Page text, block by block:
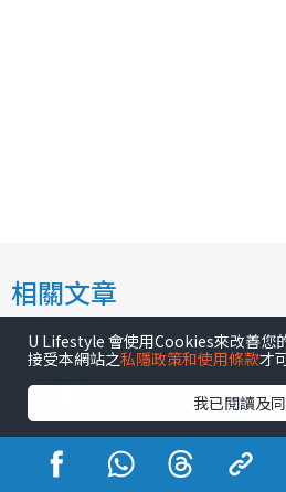
相關文章
室內好
大坑一日
虎豹別
龍文化
開放時間
U Lifestyle 會使用Cookies來改善您
接受本網站之私隱政策和使用條款才
我已閱讀及